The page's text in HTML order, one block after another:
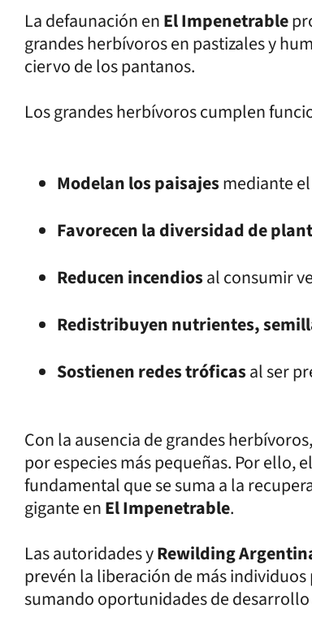
La defaunación enEl Impenetrable
grandes herbívoros en pastizales y
ciervo de los pantanos.
Los grandes herbívoros cumplen
Modelan los paisajesmediante
Favorecen la diversidad de
Reducen incendiosal consumir
Redistribuyen nutrientes,
Sostienen redes tróficasal ser
Con la ausencia de grandes
por especies más pequeñas. Por ello,
fundamental que se suma a la
gigante enEl Impenetrable.
Las autoridades yRewilding
prevén la liberación de más
sumando oportunidades de